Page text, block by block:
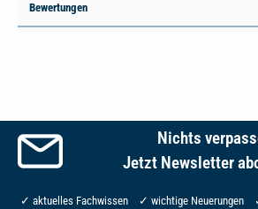
Bewertungen
Nichts
Jetzt Newsletter
✓ aktuelles Fachwissen ✓ wichtige Neuerungen